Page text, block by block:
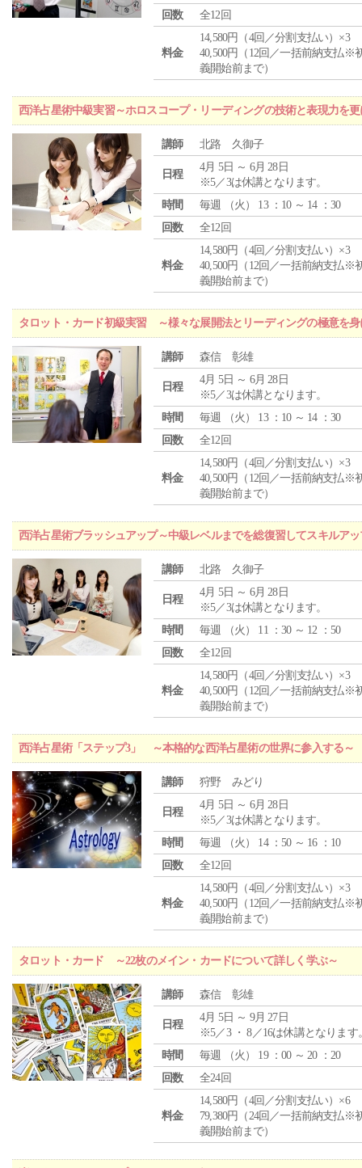
回数
全12回
料金
14,580円（4回／分割支払い）×3
40,500円（12回／一括前納支払※
義開始前まで）
西洋占星術中級実習～ホロスコープ・リーディングの技術と表現力を
講師 北路 久御子
日程
4月 5日 ～ 6月 28日
※5／3は休講となります。
時間
毎週 （火 ） 13 ：10 ～ 14 ：30
回数
全12回
料金
14,580円（4回／分割支払い）×3
40,500円（12回／一括前納支払※
義開始前まで）
タロット・カード初級実習 ～様々な展開法とリーディングの極意を身
講師 森信 彰雄
日程
4月 5日 ～ 6月 28日
※5／3は休講となります。
時間
毎週 （火 ） 13 ：10 ～ 14 ：30
回数
全12回
料金
14,580円（4回／分割支払い）×3
40,500円（12回／一括前納支払※
義開始前まで）
西洋占星術ブラッシュアップ～中級レベルまでを総復習してスキルア
講師 北路 久御子
日程
4月 5日 ～ 6月 28日
※5／3は休講となります。
時間
毎週 （火 ） 11 ：30 ～ 12 ：50
回数
全12回
料金
14,580円（4回／分割支払い）×3
40,500円（12回／一括前納支払※
義開始前まで）
西洋占星術「ステップ3」 ～本格的な西洋占星術の世界に参入する～
講師 狩野 みどり
日程
4月 5日 ～ 6月 28日
※5／3は休講となります。
時間
毎週 （火 ） 14 ：50 ～ 16 ：10
回数
全12回
料金
14,580円（4回／分割支払い）×3
40,500円（12回／一括前納支払※
義開始前まで）
タロット・カード ～22枚のメイン・カードについて詳しく学ぶ～
講師 森信 彰雄
日程
4月 5日 ～ 9月 27日
※5／3 ・ 8／16は休講となります
時間
毎週 （火 ） 19 ：00 ～ 20 ：20
回数
全24回
料金
14,580円（4回／分割支払い）×6
79,380円（24回／一括前納支払※
義開始前まで）